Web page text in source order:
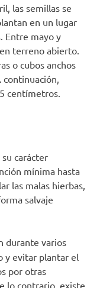
las semillas se
en un lugar
Entre mayo y
terreno abierto.
o cubos anchos
centímetros.
carácter
mínima hasta
las malas hierbas,
salvaje
durante varios
y evitar plantar el
por otras
lo contrario, existe